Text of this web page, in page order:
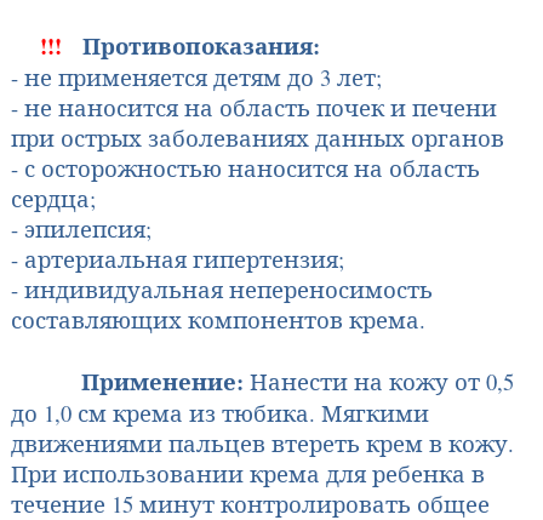
!!! Противопоказания:
- не применяется детям до 3 лет;
- не наносится на область почек и печени
при острых заболеваниях данных орга­нов
- с осторожностью наносится на область
сердца;
- эпилепсия;
- артериальная гипертензия;
- индивидуальная непереносимость
составляющих компонентов крема.
Применение: Нанести на кожу от 0,5
до 1,0 см крема из тюбика. Мягкими
движениями пальцев втереть крем в кожу.
При использовании крема для ребенка в
течение 15 минут контро­лировать общее